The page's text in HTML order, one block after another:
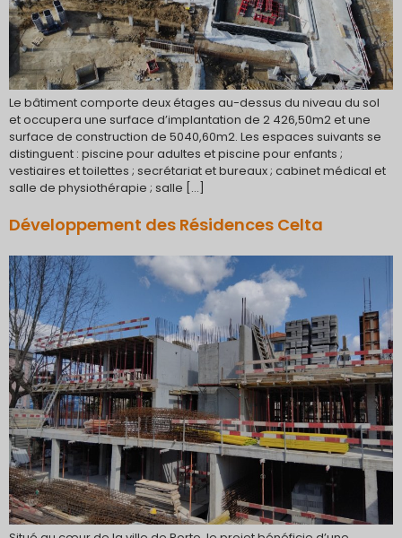
Le bâtiment comporte deux étages au-dessus du niveau du sol
et occupera une surface d’implantation de 2 426,50m2 et une
surface de construction de 5040,60m2. Les espaces suivants se
distinguent : piscine pour adultes et piscine pour enfants ;
vestiaires et toilettes ; secrétariat et bureaux ; cabinet médical et
salle de physiothérapie ; salle […]
Développement des Résidences Celta